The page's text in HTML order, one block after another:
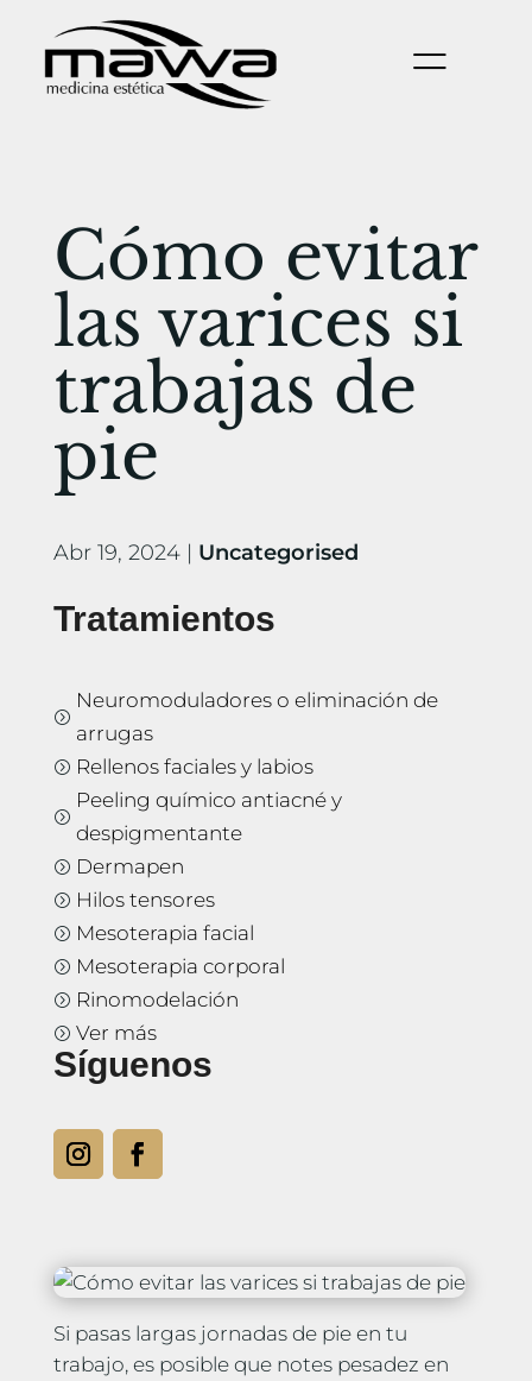
Cómo evitar
las varices si
trabajas de
pie
Abr 19, 2024| Uncategorised
Tratamientos
=
Neuromoduladores o eliminación de
arrugas
= Rellenos faciales y labios
=
Peeling químico antiacné y
despigmentante
= Dermapen
= Hilos tensores
= Mesoterapia facial
= Mesoterapia corporal
= Rinomodelación
= Ver más
Síguenos
Si pasas largas jornadas de pie en tu
trabajo, es posible que notes pesadez en